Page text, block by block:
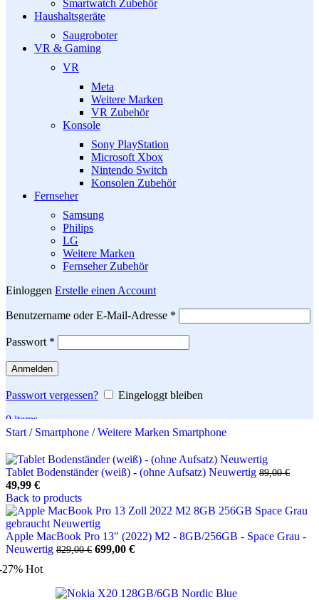
Smartwatch Zubehör
Haushaltsgeräte
Saugroboter
VR & Gaming
VR
Meta
Weitere Marken
VR Zubehör
Konsole
Sony PlayStation
Microsoft Xbox
Nintendo Switch
Konsolen Zubehör
Fernseher
Samsung
Philips
LG
Weitere Marken
Fernseher Zubehör
Einloggen Erstelle einen Account
Benutzername oder E-Mail-Adresse *
Passwort *
Anmelden
Passwort vergessen?
Eingeloggt bleiben
0items
Search
Start / Smartphone / Weitere Marken Smartphone
Tablet Bodenständer (weiß) - (ohne Aufsatz) Neuwertig 89,00€
Ursprünglicher
Preis
war:
89,00 €
49,99 €Aktueller
Preis
ist:
49,99 €.
Back to products
Apple MacBook Pro 13″ (2022) M2 - 8GB/256GB - Space Grau -
Neuwertig 829,00€ Ursprünglicher
829,00 €
699,00 €Aktueller
699,00 €.
27% Hot